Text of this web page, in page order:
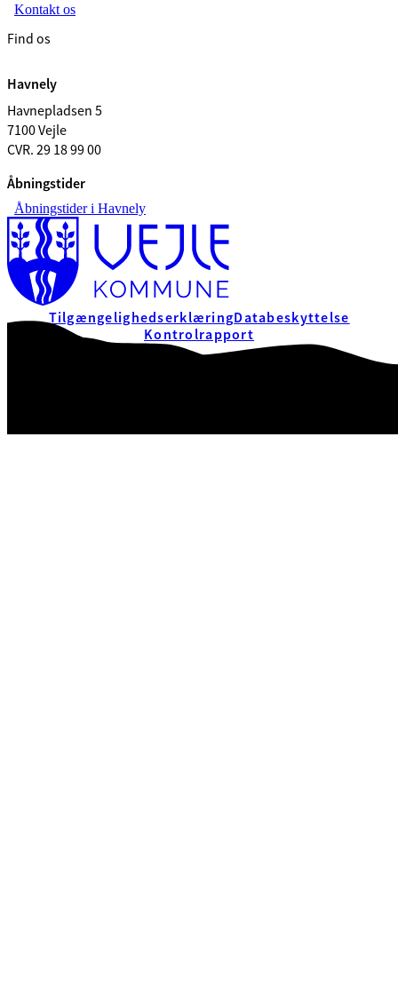
Kontakt os
Find os
Havnely
Havnepladsen 5
7100 Vejle
CVR. 29 18 99 00
Åbningstider
Åbningstider i Havnely
TilgængelighedserklæringDatabeskyttelse
Kontrolrapport